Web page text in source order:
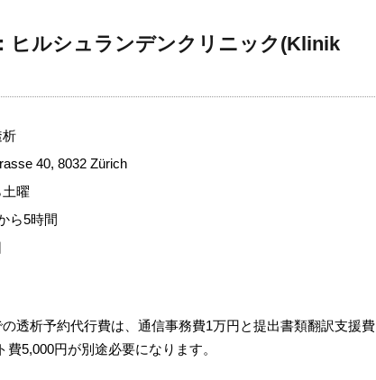
ヒルシュランデンクリニック(Klinik
析
40, 8032 Zürich
土曜
ら5時間
透析予約代行費は、通信事務費1万円と提出書類翻訳支援費
5,000円が別途必要になります。